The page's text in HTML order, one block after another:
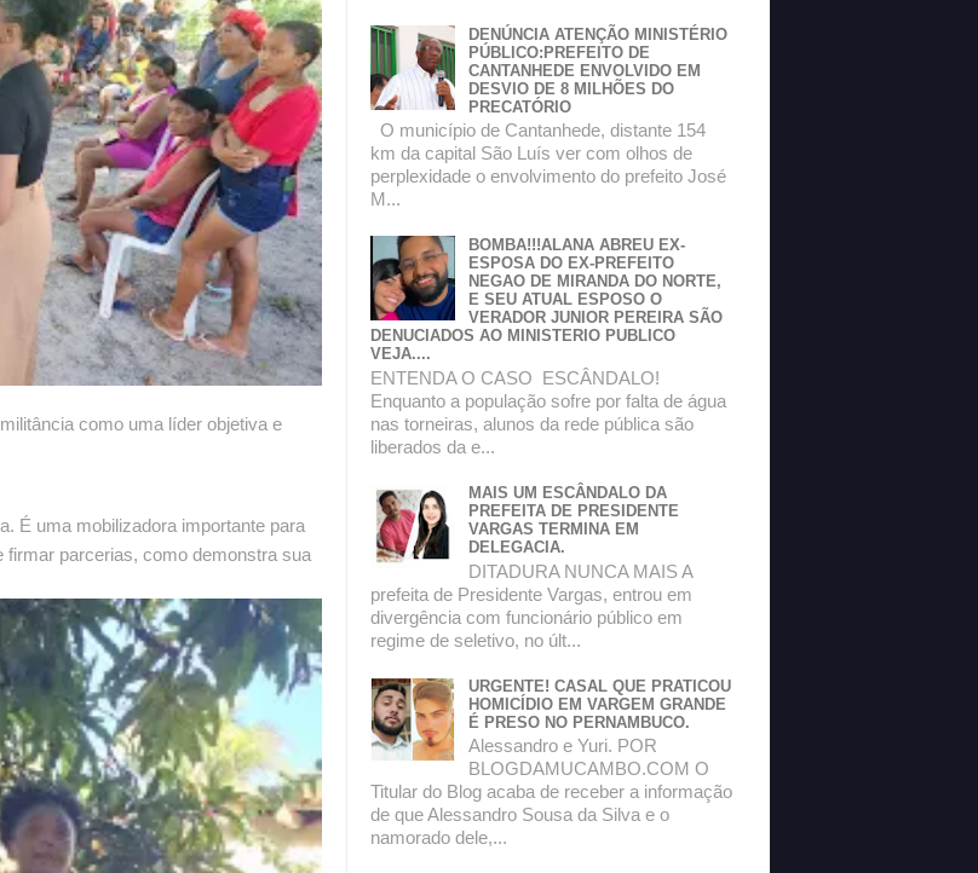
como uma líder objetiva e
É uma mobilizadora importante para
parcerias, como demonstra sua
DENÚNCIA ATENÇÃO MINISTÉRIO
PÚBLICO:PREFEITO DE
CANTANHEDE ENVOLVIDO EM
DESVIO DE 8 MILHÕES DO
PRECATÓRIO
O município de Cantanhede, distante 154
km da capital São Luís ver com olhos de
perplexidade o envolvimento do prefeito José
M...
BOMBA!!!ALANA ABREU EX-
ESPOSA DO EX-PREFEITO
NEGAO DE MIRANDA DO NORTE,
E SEU ATUAL ESPOSO O
VERADOR JUNIOR PEREIRA SÃO
DENUCIADOS AO MINISTERIO PUBLICO
VEJA....
ENTENDA O CASO ESCÂNDALO!
Enquanto a população sofre por falta de água
nas torneiras, alunos da rede pública são
liberados da e...
MAIS UM ESCÂNDALO DA
PREFEITA DE PRESIDENTE
VARGAS TERMINA EM
DELEGACIA.
DITADURA NUNCA MAIS A
prefeita de Presidente Vargas, entrou em
divergência com funcionário público em
regime de seletivo, no últ...
URGENTE! CASAL QUE PRATICOU
HOMICÍDIO EM VARGEM GRANDE
É PRESO NO PERNAMBUCO.
Alessandro e Yuri. POR
BLOGDAMUCAMBO.COM O
Titular do Blog acaba de receber a informação
de que Alessandro Sousa da Silva e o
namorado dele,...